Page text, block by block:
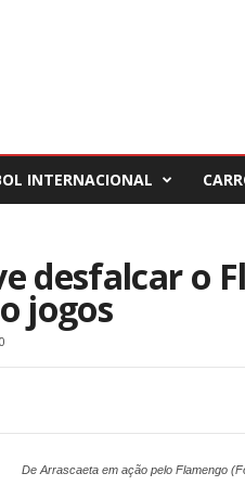
INTERNACIONAL
desfalcar o
jogos
De Arrascaeta em ação pelo Flamengo